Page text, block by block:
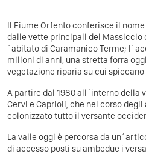
Il Fiume Orfento conferisce il
dalle vette principali del Massiccio
´abitato di Caramanico Terme;
milioni di anni, una stretta forra
vegetazione riparia su cui
A partire dal 1980 all´interno della
Cervi e Caprioli, che nel corso
colonizzato tutto il versante
La valle oggi è percorsa da
di accesso posti su ambedue i